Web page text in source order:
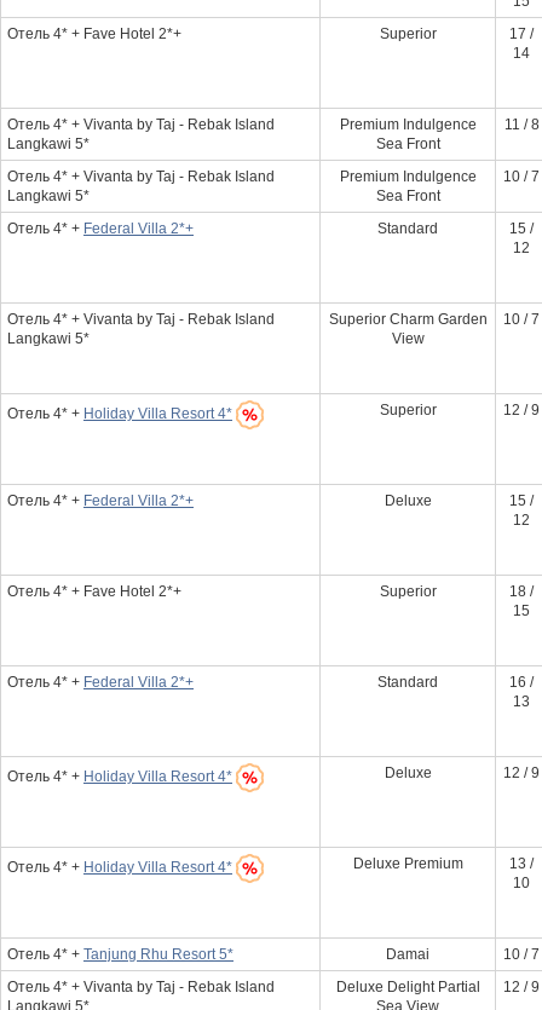
Отель 4* + Fave Hotel 2*+
Superior
17 /
14
Отель 4* + Vivanta by Taj - Rebak Island
Langkawi 5*
Premium Indulgence
Sea Front
11 / 8
Отель 4* + Vivanta by Taj - Rebak Island
Langkawi 5*
Premium Indulgence
Sea Front
10 / 7
Отель 4* + Federal Villa 2*+ Standard
15 /
12
Отель 4* + Vivanta by Taj - Rebak Island
Langkawi 5*
Superior Charm Garden
View
10 / 7
Отель 4* + Holiday Villa Resort 4* Superior 12 / 9
Отель 4* + Federal Villa 2*+ Deluxe
15 /
12
Отель 4* + Fave Hotel 2*+ Superior
18 /
15
Отель 4* + Federal Villa 2*+ Standard
16 /
13
Отель 4* + Holiday Villa Resort 4* Deluxe 12 / 9
Отель 4* + Holiday Villa Resort 4* Deluxe Premium
13 /
10
Отель 4* + Tanjung Rhu Resort 5* Damai
10 / 7
Отель 4* + Vivanta by Taj - Rebak Island
Langkawi 5*
Deluxe Delight Partial
Sea View
12 / 9